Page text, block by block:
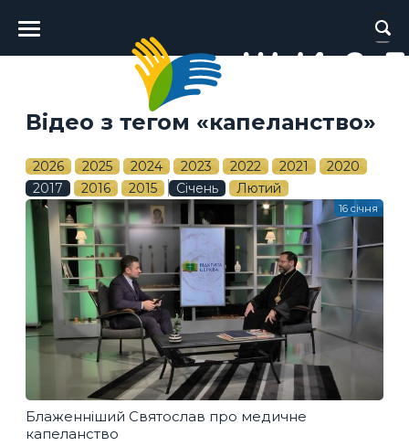
Головне
меню
Відео з тегом «капеланство»
2026 2025 2024 2023 2022 2021
2020
2017
2016 2015 Січень Лютий
Блаженніший Святослав про медичне
капеланство
16 січня